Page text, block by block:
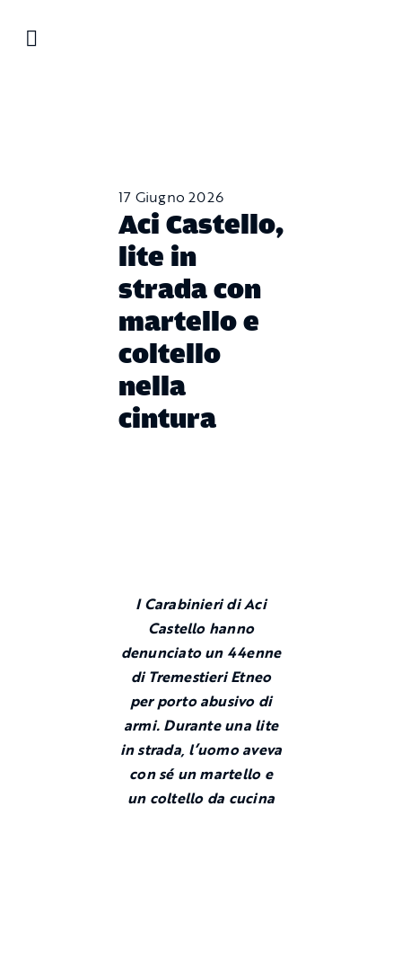
17 Giugno 2026
Aci Castello,
lite in
strada con
martello e
coltello
nella
cintura
I Carabinieri di Aci
Castello hanno
denunciato un 44enne
di Tremestieri Etneo
per porto abusivo di
armi. Durante una lite
in strada, l’uomo aveva
con sé un martello e
un coltello da cucina